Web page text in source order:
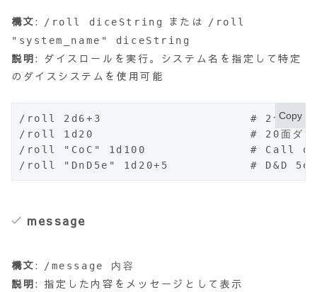
構文: /roll diceString または
/roll
"system_name" diceString
説明: ダイスロールを実行。システム名を指定して特定
のダイスシステムを使用可能
/roll 2d6+3                    # 2つの6面ダイ
/roll 1d20                     # 20面ダイ
/roll "CoC" 1d100              # Call of
/roll "DnD5e" 1d20+5           # D&D 5eシス
Copy
message
構文: /message 内容
説明: 指定した内容をメッセージとして表示